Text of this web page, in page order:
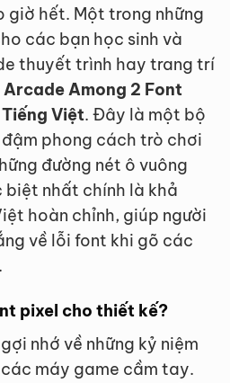
giờ hết. Một trong những
các bạn học sinh và
thuyết trình hay trang trí
Arcade Among 2 Font
Việt. Đây là một bộ
phong cách trò chơi
đường nét ô vuông
nhất chính là khả
hoàn chỉnh, giúp người
về lỗi font khi gõ các
pixel cho thiết kế?
nhớ về những kỷ niệm
máy game cầm tay.